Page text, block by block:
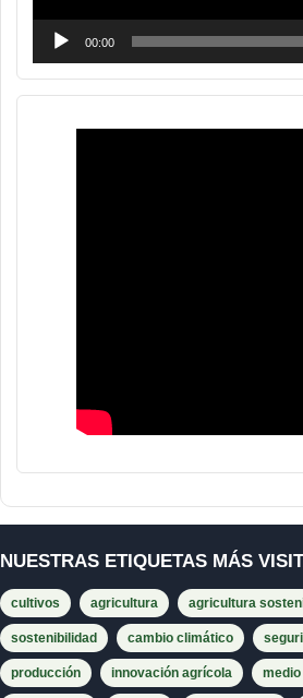
00:00
NUESTRAS ETIQUETAS MÁS
cultivos agricultura agricultura
sostenibilidad cambio climático
producción innovación agrícola